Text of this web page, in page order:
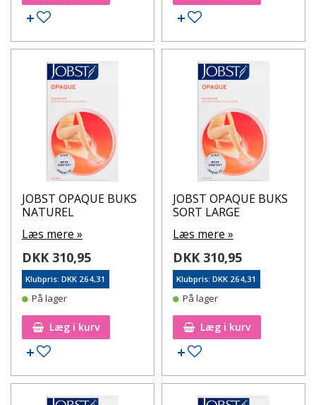
Tilføj til ønskeseddel
Tilføj til ønskeseddel
JOBST OPAQUE BUKS
NATUREL
Læs mere »
DKK 310,95
Klubpris: DKK 264,31
På lager
Læg i kurv
Tilføj til ønskeseddel
JOBST OPAQUE BUKS
SORT LARGE
Læs mere »
DKK 310,95
Klubpris: DKK 264,31
På lager
Læg i kurv
Tilføj til ønskeseddel